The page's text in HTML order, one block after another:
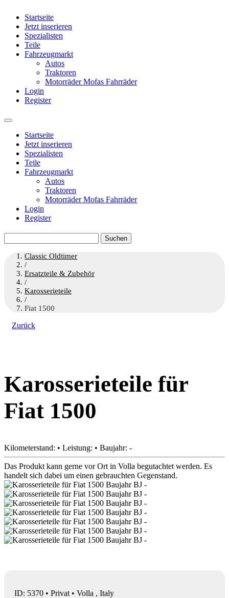
Startseite
Jetzt inserieren
Spezialisten
Teile
Fahrzeugmarkt
Autos
Traktoren
Motorräder Mofas Fahrräder
Login
Register
Startseite
Jetzt inserieren
Spezialisten
Teile
Fahrzeugmarkt
Autos
Traktoren
Motorräder Mofas Fahrräder
Login
Register
nach:
Classic Oldtimer
/
Ersatzteile & Zubehör
/
Karosserieteile
/
Fiat 1500
Zurück
Karosserieteile für
Fiat 1500
Kilometerstand: • Leistung: • Baujahr: -
Das Produkt kann gerne vor Ort in Volla begutachtet werden. Es
handelt sich dabei um einen gebrauchten Gegenstand.
ID: 5370 • Privat • Volla , Italy